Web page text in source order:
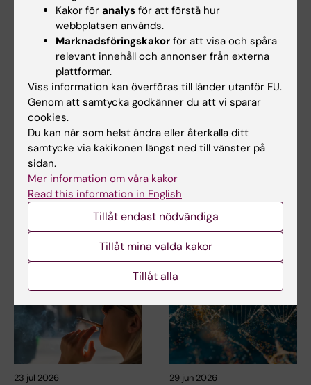
2 aug 2026
Rekordmånga firade
lika villkor med KI i
Prideparaden
Sensommarsolen värmde över
Stockholm när Karolinska
KI-forskare bakom
modekreation som
lyfter utmaningar
med hiv
aidskonferensen (AIDS 2026)
öppnar i Rio de…
23 jul 2026 29 jun 2026
Kakor för analys för att förstå hur
webbplatsen används.
Marknadsföringskakor för att visa och spåra
relevant innehåll och annonser från externa
plattformar.
Viss information kan överföras till länder utanför EU.
Genom att samtycka godkänner du att vi sparar
cookies.
Du kan när som helst ändra eller återkalla ditt
samtycke via kakikonen längst ned till vänster på
sidan.
Mer information om våra kakor
Read this information in English
Tillåt endast nödvändiga
Tillåt mina valda kakor
Tillåt alla